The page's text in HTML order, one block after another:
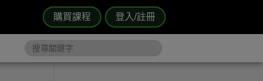
購買課程 登入/註冊